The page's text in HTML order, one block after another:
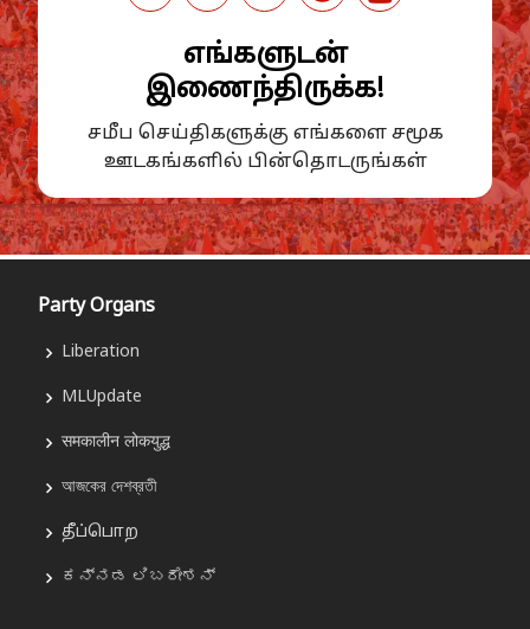
எங்களுடன்
இணைந்திருக்க!
சமீப செய்திகளுக்கு எங்களை சமூக
ஊடகங்களில் பின்தொடருங்கள்
Party Organs
Liberation
MLUpdate
समकालीन लोकयुद्ध
আজকের দেশব্রতী
தீப்பொற
ಕನ್ನಡ ಲಿಬರೇಶನ್